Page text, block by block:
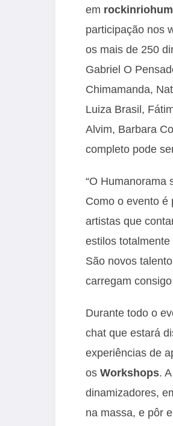
em
participação nos
os mais de 250
Gabriel O
Chimamanda,
Luiza Brasil,
Alvim, Barbara
completo pode
“O Humanorama
Como o evento é
artistas que
estilos
São novos
carregam
Durante todo o
chat que estará
experiências de
os Workshops.
dinamizadores,
na massa, e pôr